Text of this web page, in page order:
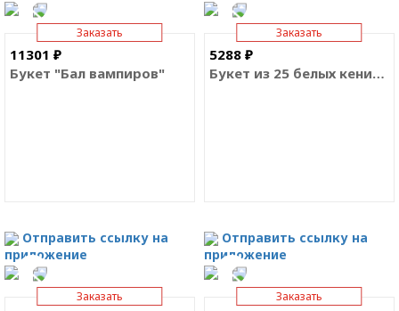
Заказать
5288 ₽
Букет из 25 белых кенийских роз
Отправить ссылку на
приложение
Заказать
11301 ₽
Букет "Бал вампиров"
Отправить ссылку на
приложение
Заказать
Заказать